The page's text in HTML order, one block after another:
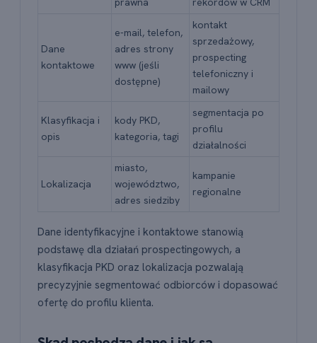
Dane
kontaktowe
e-mail, telefon,
adres strony
www (jeśli
dostępne)
kontakt
sprzedażowy,
prospecting
telefoniczny i
mailowy
Klasyfikacja i
opis
kody PKD,
kategoria, tagi
segmentacja po
profilu
działalności
Lokalizacja
miasto,
województwo,
adres siedziby
kampanie
regionalne
Dane identyfikacyjne i kontaktowe stanowią
podstawę dla działań prospectingowych, a
klasyfikacja PKD oraz lokalizacja pozwalają
precyzyjnie segmentować odbiorców i dopasować
ofertę do profilu klienta.